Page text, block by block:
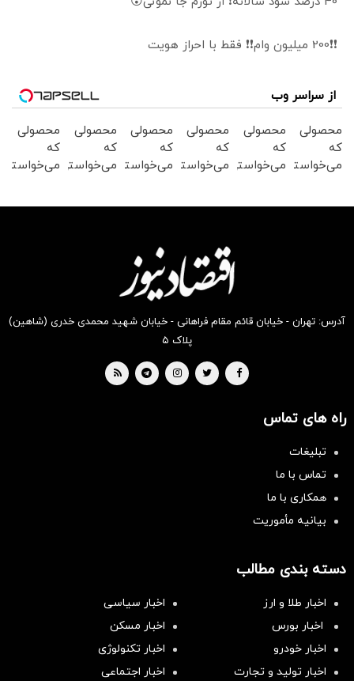
❗❗200 میلیون وام❗❗ فقط با احراز هویت
از سراسر وب
محصولی
که
می‌خواستی
محصولی
که
می‌خواستی
محصولی
که
می‌خواستی
بخر !
محصولی
که
می‌خواستی
بخر !
محصولی
که
می‌خواستی
محصولی
که
می‌خواستی
آدرس: تهران - خیابان قائم مقام فراهانی - خیابان شهید محمدی خدری (شاهین)
پلاک ۵
راه های تماس
تبلیغات
تماس با ما
همکاری با ما
بیانیه مأموریت
دسته بندی مطالب
اخبار طلا و ارز
اخبار سیاسی
اخبار بورس
اخبار مسکن
اخبار خودرو
اخبار تکنولوژی
اخبار تولید و تجارت
اخبار اجتماعی